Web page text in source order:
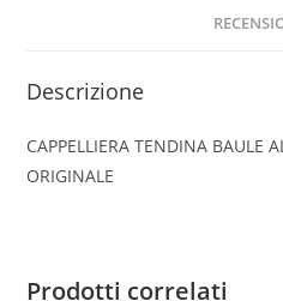
Descrizione
CAPPELLIERA TENDINA BAULE
ORIGINALE
Prodotti correlati